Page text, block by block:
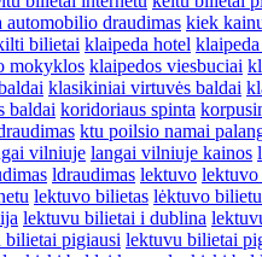
draudimas kiek
bilietai klaipeda hotel
mokyklos klaipedos viesbuciai
klasikiniai virtuvės baldai
baldai koridoriaus spinta
ktu poilsio namai
vilniuje langai vilniuje kainos
ldraudimas lektuvo lektuvo
lektuvo bilietas lėktuvo
lektuvu bilietai i dublina
bilietai pigiausi lektuvu bilietai